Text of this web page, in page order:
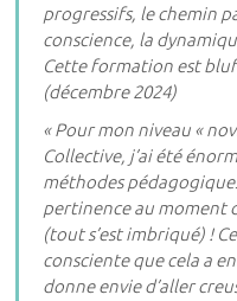
progressifs, le chemin
conscience, la
Cette formation est
(décembre 2024)
« Pour mon niveau «
Collective, j’ai été
méthodes
pertinence au moment
(tout s’est imbriqué) !
consciente que cela a
donne envie d’aller